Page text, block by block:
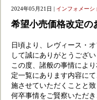
2024年05月21日 | インフォメーシ
希望小売価格改定の
日頃より、レヴィース・
して誠にありがとうござ
この度、諸般の事情によ
定一覧にあります内容に
施させていただくことと
何卒事情をご賢察いただ